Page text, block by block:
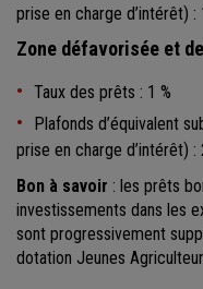
prise en charge d’intérêt) :
Zone défavorisée et
Taux des prêts : 1 %
Plafonds d’équivalent
prise en charge d’intérêt) :
Bon à savoir : les prêts
investissements dans les
sont progressivement
dotation Jeunes